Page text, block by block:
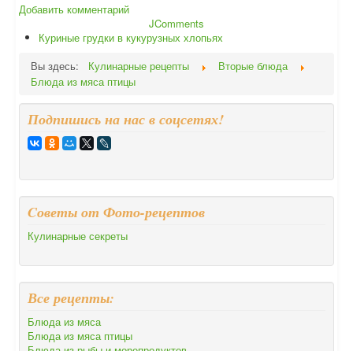
Добавить комментарий
JComments
Куриные грудки в кукурузных хлопьях
Вы здесь:
Кулинарные рецепты
Вторые блюда
Блюда из мяса птицы
Подпишись на нас в соцсетях!
Cоветы от Фото-рецептов
Кулинарные секреты
Все рецепты:
Блюда из мяса
Блюда из мяса птицы